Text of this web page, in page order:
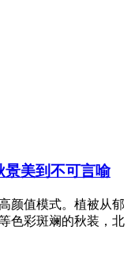
景美到不可言喻
颜值模式。植被从郁
色彩斑斓的秋装，北